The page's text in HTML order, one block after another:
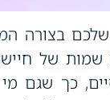
בצורה
שמות של
כך שגם מי